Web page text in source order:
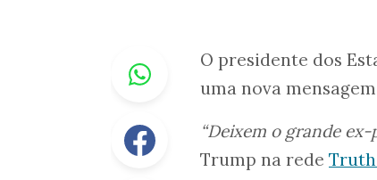
Whastapp
Facebook
O presidente dos
uma nova
“Deixem o grande ex-
Trump na rede